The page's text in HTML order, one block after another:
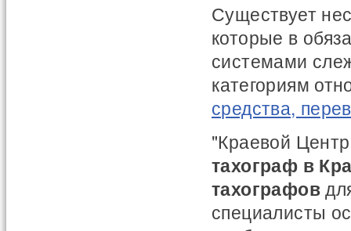
Существует
которые в
системами
категориям
средства,
"Краевой
тахограф в
тахографов
специалисты